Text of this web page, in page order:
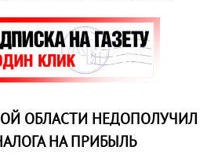
ОБЛАСТИ НЕДОПОЛУЧИЛ
НА ПРИБЫЛЬ